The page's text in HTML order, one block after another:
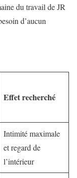
du travail de JR
d’aucun
Effet recherché
Intimité maximale
et regard de
l’intérieur